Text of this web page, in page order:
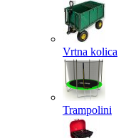
Vrtna kolica
Trampolini